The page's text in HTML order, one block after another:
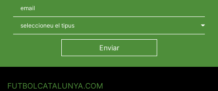
FUTBOLCATALUNYA.COM